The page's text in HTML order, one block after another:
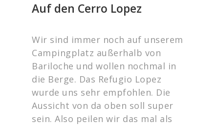
Auf den Cerro Lopez
Wir sind immer noch auf unserem
Campingplatz außerhalb von
Bariloche und wollen nochmal in
die Berge. Das Refugio Lopez
wurde uns sehr empfohlen. Die
Aussicht von da oben soll super
sein. Also peilen wir das mal als